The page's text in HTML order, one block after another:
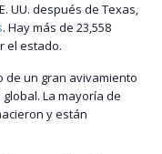
UU. después de Texas,
. Hay más de 23,558
el estado.
de un gran avivamiento
La mayoría de
y están